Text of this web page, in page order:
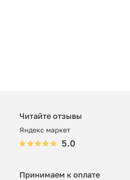
Читайте отзывы
Яндекс маркет
5.0
Принимаем к оплате